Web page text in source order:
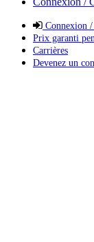
Connexion
Prix garanti
Carrières
Devenez un